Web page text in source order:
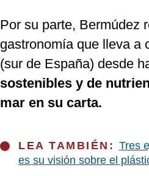
Por su parte, Bermúdez
gastronomía que lleva a
(sur de España) desde
sostenibles y de
mar en su carta.
LEA TAMBIÉN: Tres
es su visión sobre el